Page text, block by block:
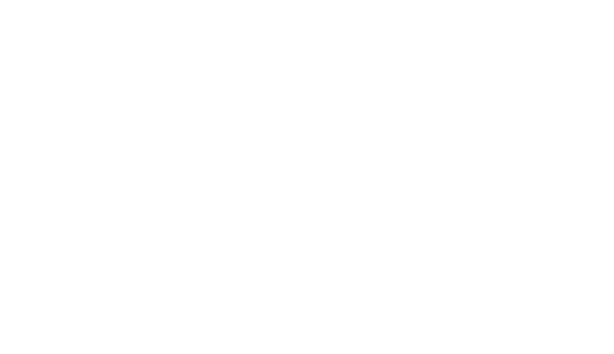
täglichen Tauchausfahrten im Oktober 2021!
der kleinen und auch großen Schätze, die unser schönes Rotes Meer zu
auf unseren mehrtägigen Minisafaris halten sie euch stets auf dem
Abu Nuhas oder an der Thistlegorm stehen auf dem Programm. Ob im